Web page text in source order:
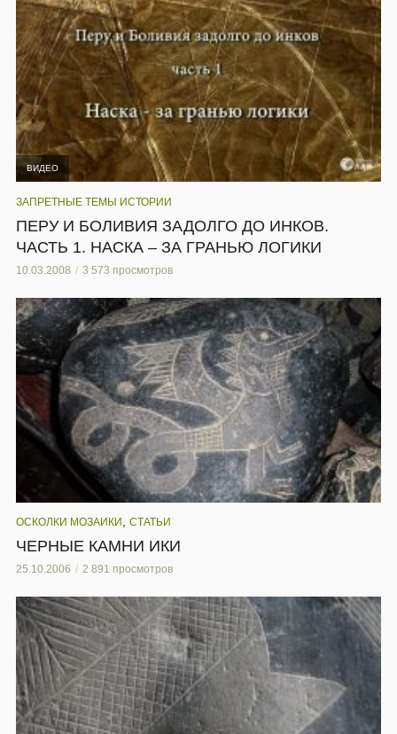
ВИДЕО
ЗАПРЕТНЫЕ ТЕМЫ ИСТОРИИ
ПЕРУ И БОЛИВИЯ ЗАДОЛГО ДО ИНКОВ.
ЧАСТЬ 1. НАСКА – ЗА ГРАНЬЮ ЛОГИКИ
10.03.2008 3 573 просмотров
ОСКОЛКИ МОЗАИКИ СТАТЬИ
ЧЕРНЫЕ КАМНИ ИКИ
25.10.2006 2 891 просмотров